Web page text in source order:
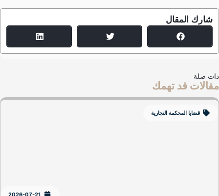
شارك المقال
صلة
قد تهمك
قضايا المحكمة التجارية
2026-07-21